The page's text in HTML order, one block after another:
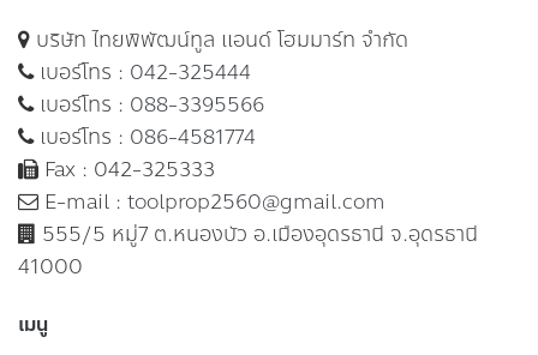
บริษัท ไทยพิพัฒน์ทูล แอนด์ โฮมมาร์ท จำกัด
เบอร์โทร : 042-325444
เบอร์โทร : 088-3395566
เบอร์โทร : 086-4581774
Fax : 042-325333
E-mail : toolprop2560@gmail.com
555/5 หมู่7 ต.หนองบัว อ.เมืองอุดรธานี จ.อุดรธานี
41000
เมนู